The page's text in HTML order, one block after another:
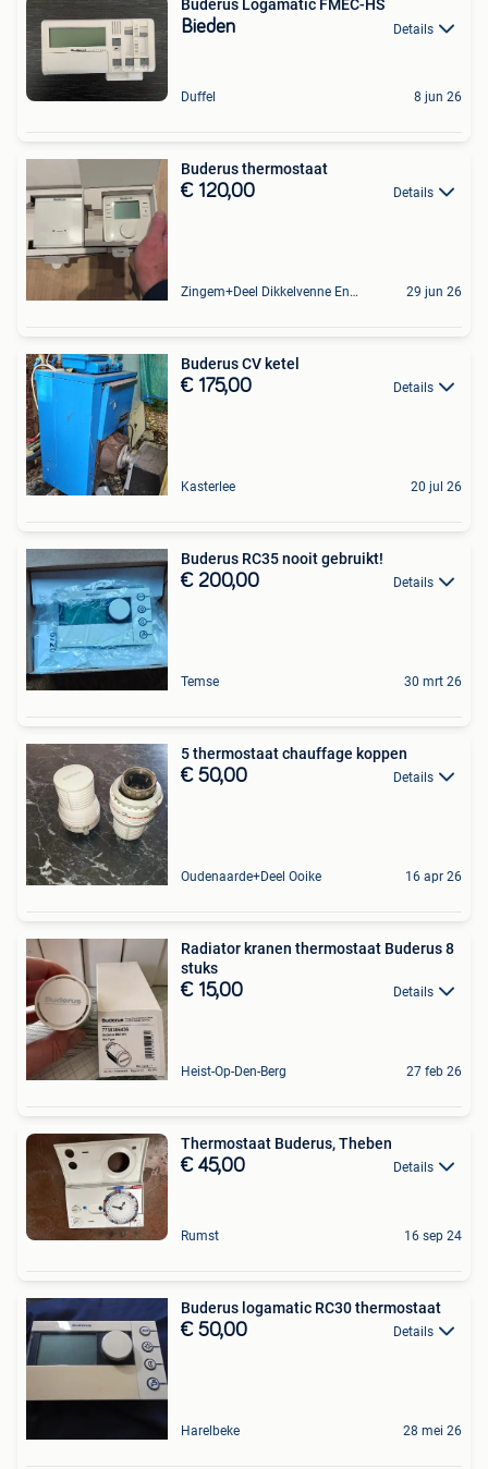
Buderus Logamatic FMEC-HS
Bieden Details
Duffel 8 jun 26
Buderus thermostaat
€ 120,00 Details
Zingem+Deel Dikkelvenne En Nederzwalm-Hermelgem 29 jun 26
Buderus CV ketel
€ 175,00 Details
Kasterlee 20 jul 26
Buderus RC35 nooit gebruikt!
€ 200,00 Details
Temse 30 mrt 26
5 thermostaat chauffage koppen
€ 50,00 Details
Oudenaarde+Deel Ooike 16 apr 26
Radiator kranen thermostaat Buderus 8
stuks
€ 15,00 Details
Heist-Op-Den-Berg 27 feb 26
Thermostaat Buderus, Theben
€ 45,00 Details
Rumst 16 sep 24
Buderus logamatic RC30 thermostaat
€ 50,00 Details
Harelbeke 28 mei 26